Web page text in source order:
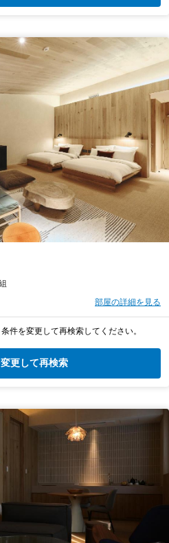
部屋の詳細を見る
件を変更して再検索してください。
更して再検索